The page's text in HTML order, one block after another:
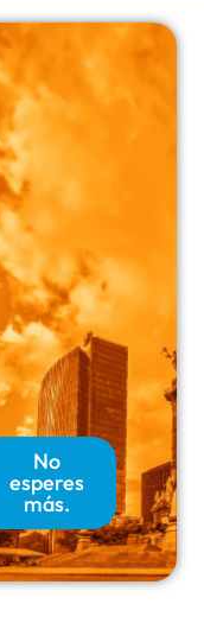
No
esperes
más.